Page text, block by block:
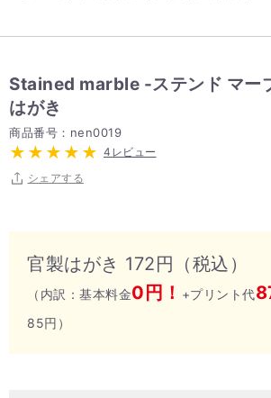
Stained marble -ステンド マー
はがき
商品番号：nen0019
4レビュー
シェアする
官製はがき 172円（税込）
（内訳：基本料金0円！ +プリント代
85円）